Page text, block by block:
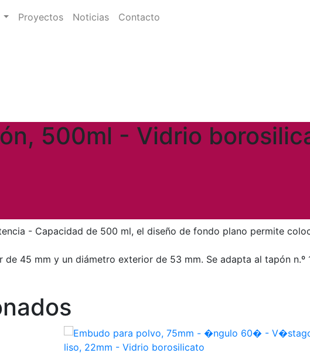
Proyectos Noticias Contacto
500ml - Vidrio
- Capacidad de 500 ml, el diseño de fondo plano permite
45 mm y un diámetro exterior de 53 mm. Se adapta al tapón n.º